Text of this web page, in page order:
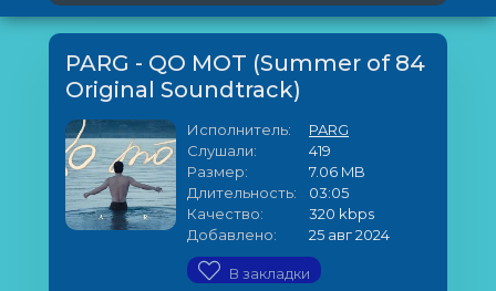
PARG - QO MOT (Summer of 84
Original Soundtrack)
Исполнитель:
PARG
Слушали:
419
Размер:
7.06 MB
Длительность:
03:05
Качество:
320 kbps
Добавлено:
25 авг 2024
В закладки